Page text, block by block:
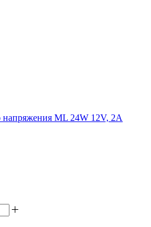
напряжения ML 24W 12V, 2A